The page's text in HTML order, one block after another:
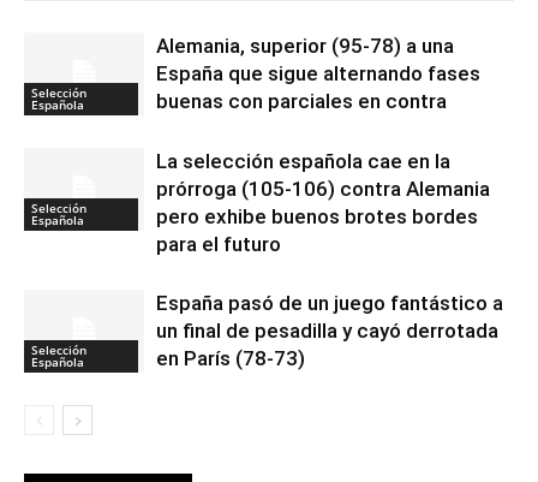
Selección
Española
Alemania, superior (95-78) a una
España que sigue alternando fases
buenas con parciales en contra
Selección
Española
La selección española cae en la
prórroga (105-106) contra Alemania
pero exhibe buenos brotes bordes
para el futuro
Selección
Española
España pasó de un juego fantástico a
un final de pesadilla y cayó derrotada
en París (78-73)